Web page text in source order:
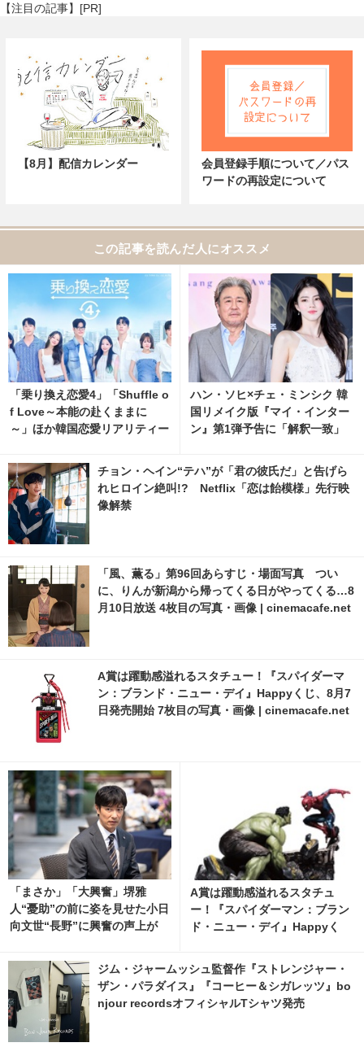
【注目の記事】[PR]
【8月】配信カレンダー
会員登録手順について／パス
ワードの再設定について
この記事を読んだ人にオススメ
「乗り換え恋愛4」「Shuffle o
f Love～本能の赴くままに
～」ほか韓国恋愛リアリティー
ハン・ソヒ×チェ・ミンシク 韓
国リメイク版『マイ・インター
ン』第1弾予告に「解釈一致」
チョン・ヘイン“テハ”が「君の彼氏だ」と告げら
れヒロイン絶叫!? Netflix「恋は飴模様」先行映
像解禁
「風、薫る」第96回あらすじ・場面写真 つい
に、りんが新潟から帰ってくる日がやってくる…8
月10日放送 4枚目の写真・画像 | cinemacafe.net
A賞は躍動感溢れるスタチュー！『スパイダーマ
ン：ブランド・ニュー・デイ』Happyくじ、8月7
日発売開始 7枚目の写真・画像 | cinemacafe.net
「まさか」「大興奮」堺雅
人“憂助”の前に姿を見せた小日
向文世“長野”に興奮の声上が
A賞は躍動感溢れるスタチュ
ー！『スパイダーマン：ブラン
ド・ニュー・デイ』Happyく
真・画像 | cinemacafe.net
ジム・ジャームッシュ監督作『ストレンジャー・
ザン・パラダイス』『コーヒー＆シガレッツ』bo
njour recordsオフィシャルTシャツ発売